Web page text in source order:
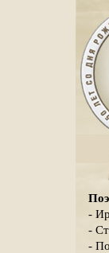
-
-
-